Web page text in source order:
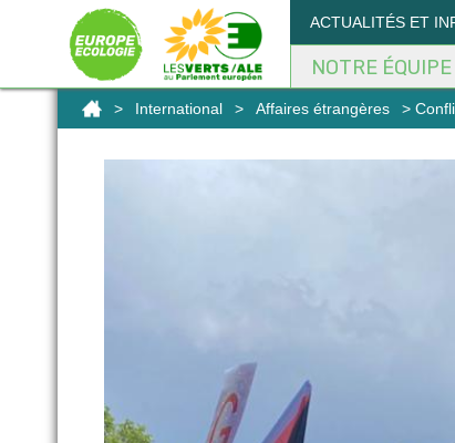
ACTUALITÉS ET
NOTRE ÉQUIPE
> International > Affaires étrangères >
Panneau de gestion des cookies